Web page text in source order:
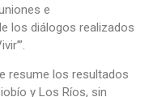
e
los diálogos realizados
resume los resultados
y Los Ríos, sin